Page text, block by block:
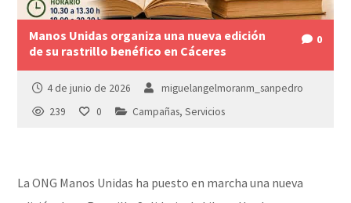
Manos Unidas organiza una nueva edición
de su rastrillo benéfico en Cáceres
0
4 de junio de 2026
miguelangelmoranm_sanpedro
239
0 Campañas,Servicios
La ONG Manos Unidas ha puesto en marcha una nueva